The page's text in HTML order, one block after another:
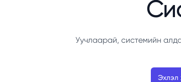
Уучлаарай, системийн
Эхлэл